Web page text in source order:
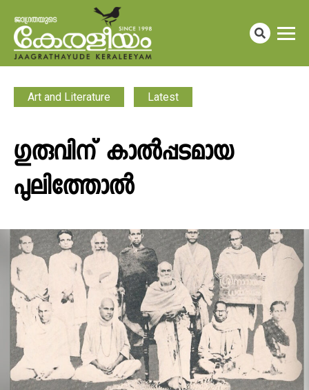
Art and Literature Latest
ഗുരുവിന് കാല്‍പ്പടമായ
പുലിത്തോല്‍